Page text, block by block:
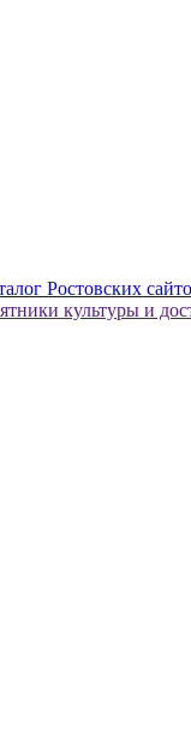
культуры и